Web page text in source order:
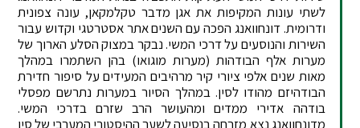
לשתי עונות המקיפות את אגן מדבר טקלמקאן, עונה צפונית
ודרומית. דונחוואנג הפכה עם השנים אתר אסטרטגי וקדוש עבור
השירות והנוסעים על דרכי המשי. נבקר במצוק הסלע הארוך של
מערות אלף הבודהות (מערות מוגואו) בהן השתמרו במהלך
מאות שנים אלפי ציורי קיר מרהיבים המעידים על סיפור חדירת
הבודהיזם מהודו לסין. במהלך הסיור במערות נתרשם מפסלי
בודהה אדירי ממדים ומהעושר הרב שזרם בדרכי המשי.
מדונחוואנג נצא מזרחה בנסיעה לשער ההיסטורי המערבי של סין